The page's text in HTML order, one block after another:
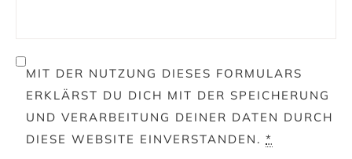
MIT DER NUTZUNG DIESES FORMULARS
ERKLÄRST DU DICH MIT DER SPEICHERUNG
UND VERARBEITUNG DEINER DATEN DURCH
DIESE WEBSITE EINVERSTANDEN. *